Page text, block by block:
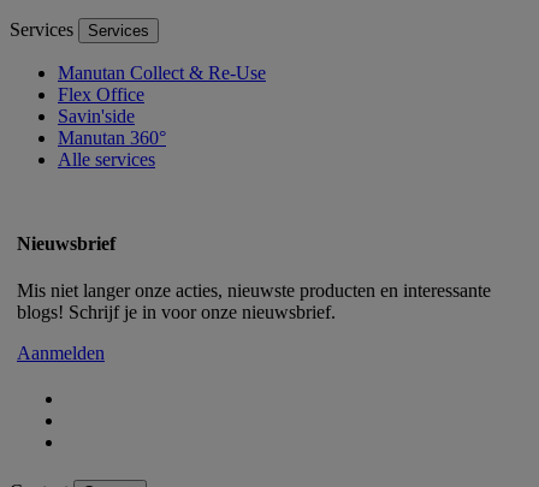
Services Services
Manutan Collect & Re-Use
Flex Office
Savin'side
Manutan 360°
Alle services
Nieuwsbrief
Mis niet langer onze acties, nieuwste producten en interessante
blogs! Schrijf je in voor onze nieuwsbrief.
Aanmelden